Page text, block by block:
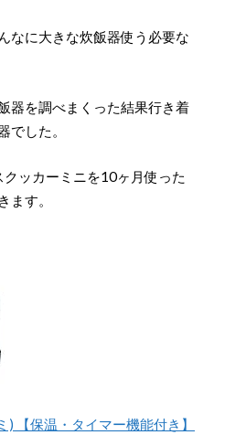
なに大きな炊飯器使う必要な
器を調べまくった結果行き着
でした。
ッカーミニを10ヶ月使った
ます。
【保温・タイマー機能付き】